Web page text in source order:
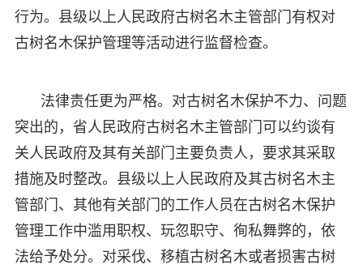
行为。县级以上人民政府古树名木主管部门有权对
古树名木保护管理等活动进行监督检查。
法律责任更为严格。对古树名木保护不力、问题
突出的，省人民政府古树名木主管部门可以约谈有
关人民政府及其有关部门主要负责人，要求其采取
措施及时整改。县级以上人民政府及其古树名木主
管部门、其他有关部门的工作人员在古树名木保护
管理工作中滥用职权、玩忽职守、徇私舞弊的，依
法给予处分。对采伐、移植古树名木或者损害古树